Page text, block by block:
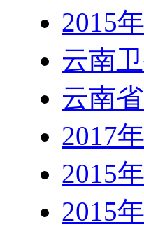
2015
云南
云南
2017
2015
2015